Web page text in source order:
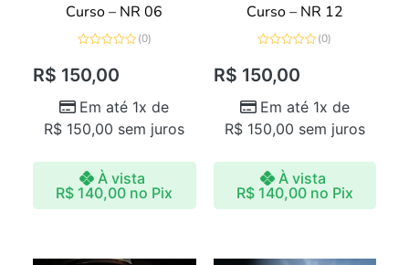
Curso – NR 06
0
de
(0)
R$ 150,00
Em até 1x de
R$ 150,00 sem juros
À vista
R$ 140,00 no Pix
Curso – NR 12
0
de
(0)
R$ 150,00
Em até 1x de
R$150,00 sem juros
À vista
R$140,00 no Pix